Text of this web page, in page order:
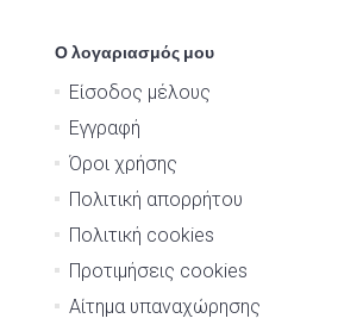
Ο λογαριασμός μου
Είσοδος μέλους
Εγγραφή
Όροι χρήσης
Πολιτική απορρήτου
Πολιτική cookies
Προτιμήσεις cookies
Αίτημα υπαναχώρησης